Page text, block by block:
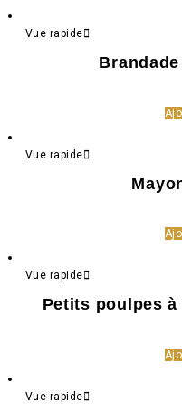
Vue rapide
Brandade
Vue rapide
Vue rapide
Petits poulpes à
Vue rapide